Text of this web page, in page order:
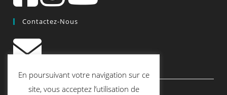
Contactez-Nous
contact@quiscrap.fr
Les Fiches Techniques et les Tutos
En poursuivant votre navigation sur ce
site, vous acceptez l’utilisation de